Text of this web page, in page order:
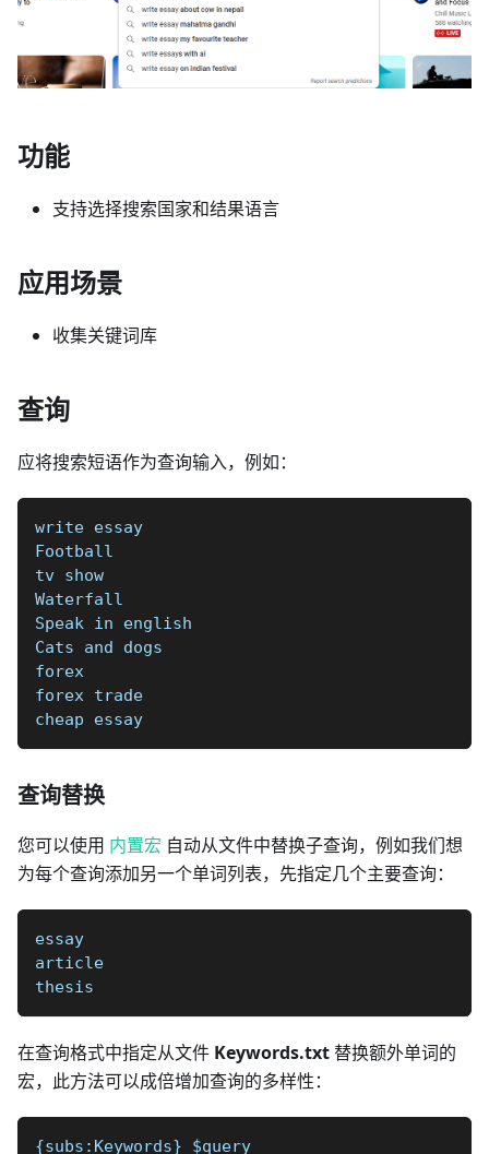
功能
支持选择搜索国家和结果语言
应用场景
收集关键词库
查询
应将搜索短语作为查询输入，例如：
write essay
Football
tv show
Waterfall
Speak in english
Cats and dogs
forex
forex trade
cheap essay
查询替换
您可以使用 内置宏 自动从文件中替换子查询，例如我们想
为每个查询添加另一个单词列表，先指定几个主要查询：
essay
article
thesis
在查询格式中指定从文件 Keywords.txt 替换额外单词的
宏，此方法可以成倍增加查询的多样性：
{subs:Keywords} $query